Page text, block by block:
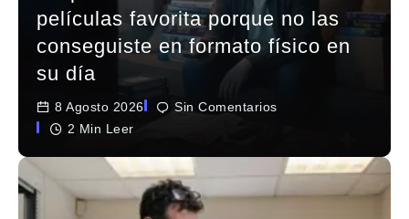
películas favorita porque no las
conseguiste en formato físico en
su día
8 Agosto 2026
Sin Comentarios
2 Min Leer